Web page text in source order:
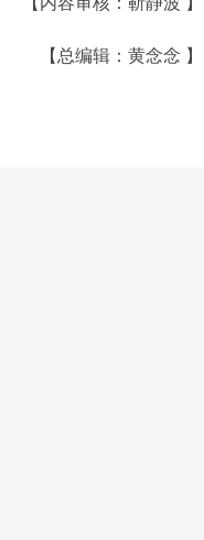
【总编辑：黄念念 】